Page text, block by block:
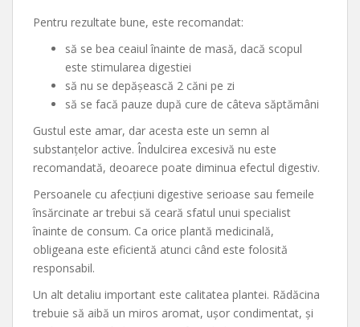
Pentru rezultate bune, este recomandat:
să se bea ceaiul înainte de masă, dacă scopul
este stimularea digestiei
să nu se depășească 2 căni pe zi
să se facă pauze după cure de câteva săptămâni
Gustul este amar, dar acesta este un semn al
substanțelor active. Îndulcirea excesivă nu este
recomandată, deoarece poate diminua efectul digestiv.
Persoanele cu afecțiuni digestive serioase sau femeile
însărcinate ar trebui să ceară sfatul unui specialist
înainte de consum. Ca orice plantă medicinală,
obligeana este eficientă atunci când este folosită
responsabil.
Un alt detaliu important este calitatea plantei. Rădăcina
trebuie să aibă un miros aromat, ușor condimentat, și